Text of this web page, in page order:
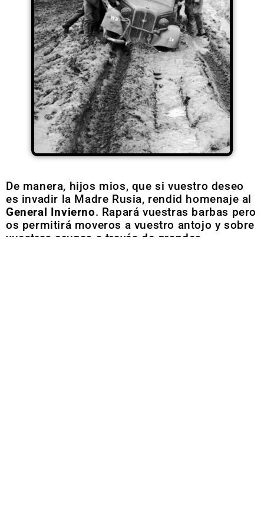
De manera, hijos mios, que si vuestro deseo
es invadir la Madre Rusia, rendid homenaje al
General Invierno. Rapará vuestras barbas pero
os permitirá moveros a vuestro antojo y sobre
vuestras orugas a través de grandes